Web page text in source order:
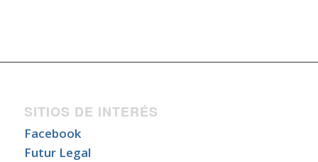
SITIOS DE INTERÉS
Facebook
Futur Legal